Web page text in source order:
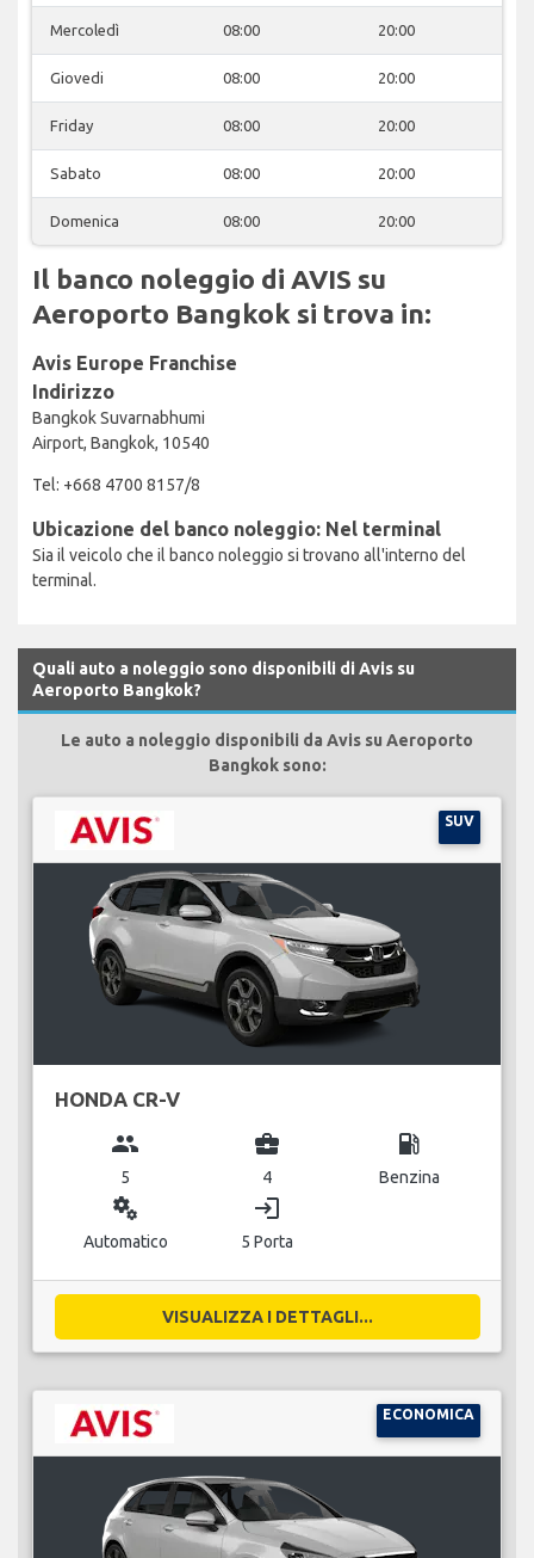
Mercoledì 08:00 20:00
Giovedi 08:00 20:00
Friday 08:00 20:00
Sabato 08:00 20:00
Domenica 08:00 20:00
Il banco noleggio di AVIS su
Aeroporto Bangkok si trova in:
Avis Europe Franchise
Indirizzo
Bangkok Suvarnabhumi
Airport, Bangkok, 10540
Tel: +668 4700 8157/8
Ubicazione del banco noleggio: Nel terminal
Sia il veicolo che il banco noleggio si trovano all'interno del
terminal.
Quali auto a noleggio sono disponibili di Avis su
Aeroporto Bangkok?
Le auto a noleggio disponibili da Avis su Aeroporto
Bangkok sono:
SUV
HONDA CR-V
group
5
business_center
4
local_gas_station
Benzina
miscellaneous_services
Automatico
login
5 Porta
VISUALIZZA I DETTAGLI...
ECONOMICA